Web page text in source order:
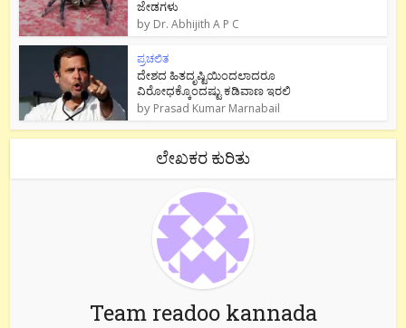
ಜೇಡಗಳು
by Dr. Abhijith A P C
ಪ್ರಚಲಿತ
ದೇಶದ ಹಿತದೃಷ್ಟಿಯಿಂದಲಾದರೂ
ವಿರೋಧಕ್ಕೊಂದಷ್ಟು ಕಡಿವಾಣ ಇರಲಿ
by Prasad Kumar Marnabail
ಲೇಖಕರ ಕುರಿತು
Team readoo kannada